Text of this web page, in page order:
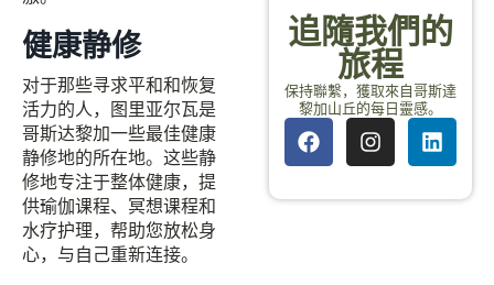
健康静修
对于那些寻求平和和恢复
活力的人，图里亚尔瓦是
哥斯达黎加一些最佳健康
静修地的所在地。这些静
修地专注于整体健康，提
供瑜伽课程、冥想课程和
水疗护理，帮助您放松身
心，与自己重新连接。
追隨我們的
旅程
保持聯繫，獲取來自哥斯達
黎加山丘的每日靈感。